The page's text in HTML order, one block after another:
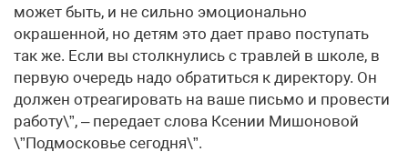
может быть, и не сильно эмоционально
окрашенной, но детям это дает право поступать
так же. Если вы столкнулись с травлей в школе, в
первую очередь надо обратиться к директору. Он
должен отреагировать на ваше письмо и провести
работу\”, – передает слова Ксении Мишоновой
\”Подмосковье сегодня\”.